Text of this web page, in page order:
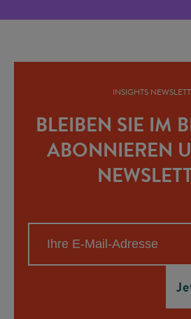
INSIGHTS
BLEIBEN SIE IM
ABONNIEREN